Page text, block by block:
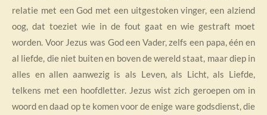
relatie met een God met een uitgestoken vinger, een alziend
oog, dat toeziet wie in de fout gaat en wie gestraft moet
worden. Voor Jezus was God een Vader, zelfs een papa, één en
al liefde, die niet buiten en boven de wereld staat, maar diep in
alles en allen aanwezig is als Leven, als Licht, als Liefde,
telkens met een hoofdletter. Jezus wist zich geroepen om in
woord en daad op te komen voor de enige ware godsdienst, die